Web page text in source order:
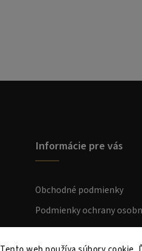
Informácie pre vás
Obchodné podmienky
Podmienky ochrany
Preprava a platba